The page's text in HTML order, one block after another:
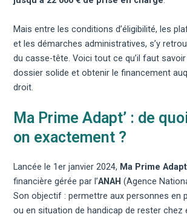
Mais entre les conditions d’éligibilité, les
et les démarches administratives, s’y
du casse-tête. Voici tout ce qu’il faut
dossier solide et obtenir le financement
droit.
Ma Prime Adapt’ : de
on exactement ?
Lancée le 1er janvier 2024, Ma Prime
financière gérée par l’ANAH (Agence
Son objectif : permettre aux personnes en
ou en situation de handicap de rester chez